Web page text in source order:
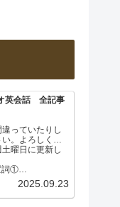
英会話 全記事
っていたりし
。よろしくお
曜日に更新し
詞①
about2025.09.23